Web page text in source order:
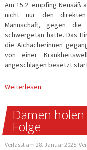
Am 15.2. empfing Neusäß
nicht nur den direkten
Mannschaft, gegen
schwergetan hatte. Das
die Aichacherinnen
von einer
angeschlagen besetzt
Damen holen
Folge
Verfasst am 28. Januar 2025.